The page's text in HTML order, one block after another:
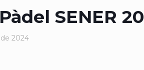
SENER
2024